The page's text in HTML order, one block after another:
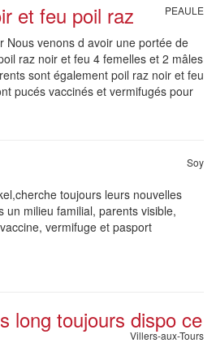
et feu poil raz PEAULE
Nous venons d avoir une portée de
raz noir et feu 4 femelles et 2 mâles
sont également poil raz noir et feu
pucés vaccinés et vermifugés pour
Soy
toujours leurs nouvelles
un milieu familial, parents visible,
vermifuge et pasport
long toujours dispo ce
Villers-aux-Tours